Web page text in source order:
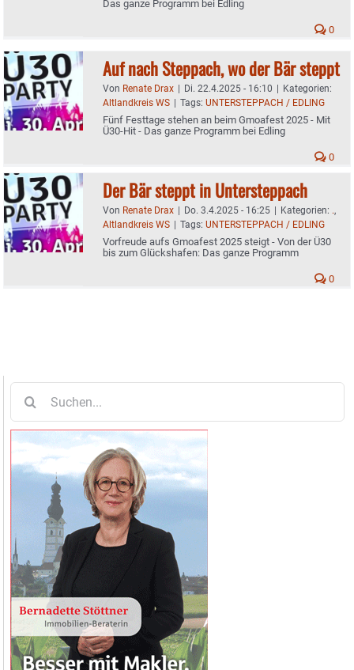
Das ganze Programm bei Edling
0
Auf nach Steppach, wo der Bär steppt
Von Renate Drax | Di. 22.4.2025 - 16:10 | Kategorien:
Altlandkreis WS | Tags: UNTERSTEPPACH / EDLING
Fünf Festtage stehen an beim Gmoafest 2025 - Mit
Ü30-Hit - Das ganze Programm bei Edling
0
Der Bär steppt in Untersteppach
Von Renate Drax | Do. 3.4.2025 - 16:25 | Kategorien: .,
Altlandkreis WS | Tags: UNTERSTEPPACH / EDLING
Vorfreude aufs Gmoafest 2025 steigt - Von der Ü30
bis zum Glückshafen: Das ganze Programm
0
nach: